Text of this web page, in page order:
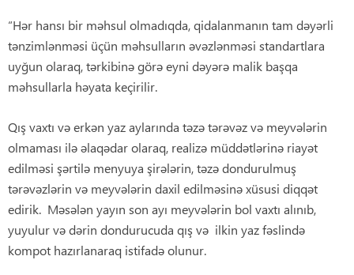
“Hər hansı bir məhsul olmadıqda, qidalanmanın tam dəyərli
tənzimlənməsi üçün məhsulların əvəzlənməsi standartlara
uyğun olaraq, tərkibinə görə eyni dəyərə malik başqa
məhsullarla həyata keçirilir.
Qış vaxtı və erkən yaz aylarında təzə tərəvəz və meyvələrin
olmaması ilə əlaqədar olaraq, realizə müddətlərinə riayət
edilməsi şərtilə menyuya şirələrin, təzə dondurulmuş
tərəvəzlərin və meyvələrin daxil edilməsinə xüsusi diqqət
edirik. Məsələn yayın son ayı meyvələrin bol vaxtı alınıb,
yuyulur və dərin dondurucuda qış və ilkin yaz fəslində
kompot hazırlanaraq istifadə olunur.